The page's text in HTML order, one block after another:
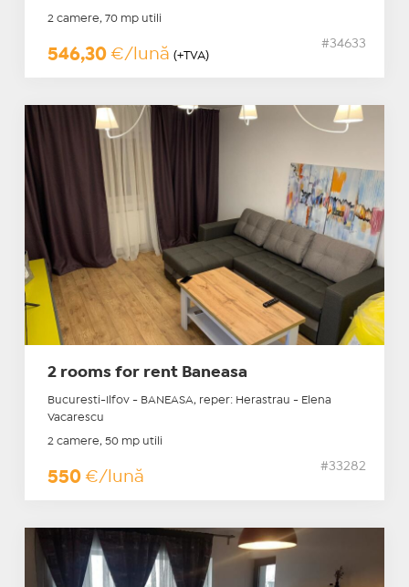
2 camere, 70 mp utili
546,30 €/lună (+TVA)
#34633
2 rooms for rent Baneasa
Bucuresti-Ilfov - BANEASA, reper: Herastrau - Elena
Vacarescu
2 camere, 50 mp utili
550 €/lună
#33282